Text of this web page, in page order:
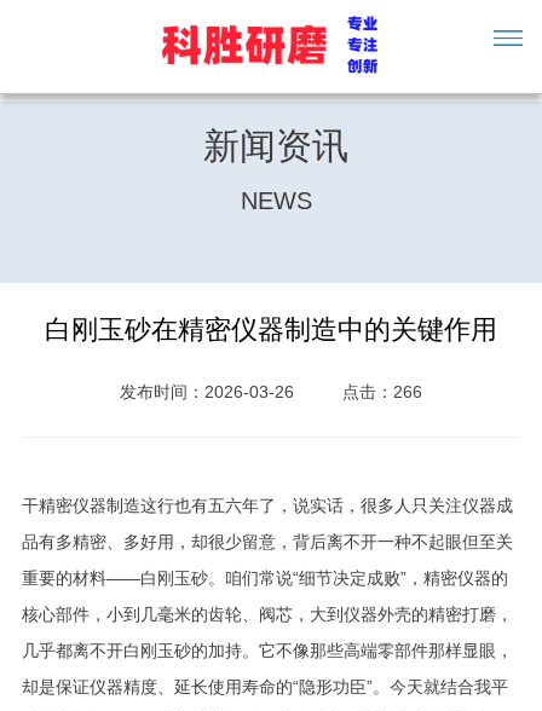
新闻资讯
NEWS
白刚玉砂在精密仪器制造中的关键作用
发布时间：2026-03-26 点击：266
干精密仪器制造这行也有五六年了，说实话，很多人只关注仪器成
品有多精密、多好用，却很少留意，背后离不开一种不起眼但至关
重要的材料——白刚玉砂。咱们常说“细节决定成败”，精密仪器的
核心部件，小到几毫米的齿轮、阀芯，大到仪器外壳的精密打磨，
几乎都离不开白刚玉砂的加持。它不像那些高端零部件那样显眼，
却是保证仪器精度、延长使用寿命的“隐形功臣”。今天就结合我平